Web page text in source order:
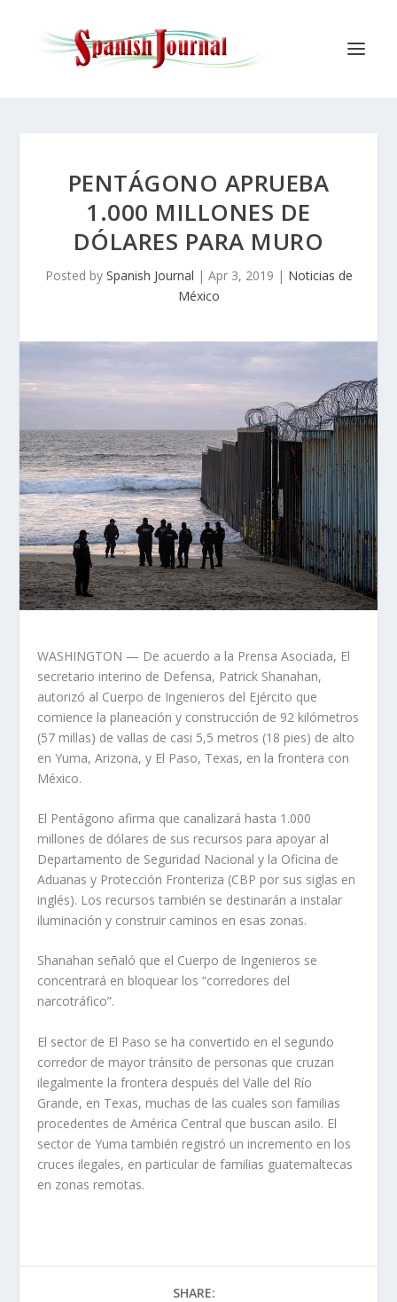
PENTÁGONO APRUEBA
1.000 MILLONES DE
DÓLARES PARA MURO
Posted by Spanish Journal | Apr 3, 2019 | Noticias de
México
WASHINGTON — De acuerdo a la Prensa Asociada, El
secretario interino de Defensa, Patrick Shanahan,
autorizó al Cuerpo de Ingenieros del Ejército que
comience la planeación y construcción de 92 kilómetros
(57 millas) de vallas de casi 5,5 metros (18 pies) de alto
en Yuma, Arizona, y El Paso, Texas, en la frontera con
México.
El Pentágono afirma que canalizará hasta 1.000
millones de dólares de sus recursos para apoyar al
Departamento de Seguridad Nacional y la Oficina de
Aduanas y Protección Fronteriza (CBP por sus siglas en
inglés). Los recursos también se destinarán a instalar
iluminación y construir caminos en esas zonas.
Shanahan señaló que el Cuerpo de Ingenieros se
concentrará en bloquear los “corredores del
narcotráfico”.
El sector de El Paso se ha convertido en el segundo
corredor de mayor tránsito de personas que cruzan
ilegalmente la frontera después del Valle del Río
Grande, en Texas, muchas de las cuales son familias
procedentes de América Central que buscan asilo. El
sector de Yuma también registró un incremento en los
cruces ilegales, en particular de familias guatemaltecas
en zonas remotas.
SHARE: